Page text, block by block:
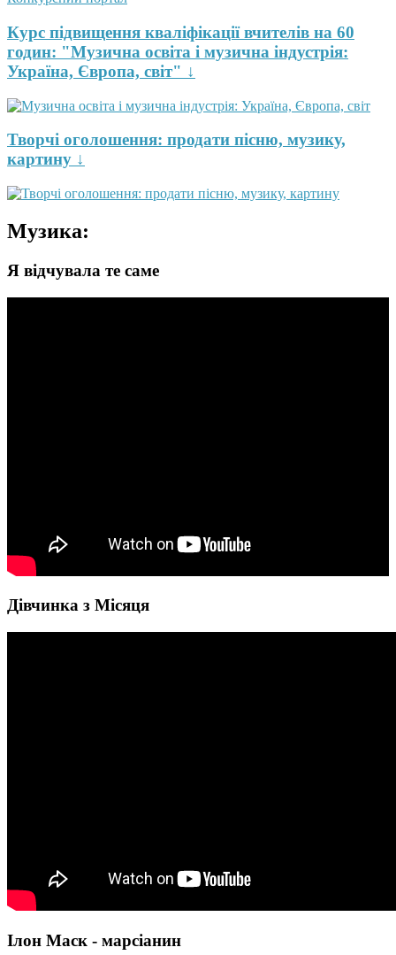
Курс підвищення кваліфікації вчителів на 60
годин: "Музична освіта і музична індустрія:
Україна, Європа, світ" ↓
Творчі оголошення: продати пісню, музику,
картину ↓
Музика:
Я відчувала те саме
Дівчинка з Місяця
Ілон Маск - марсіанин